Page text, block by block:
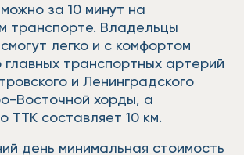
за 10 минут на
транспорте. Владельцы
легко и с комфортом
транспортных артерий
и Ленинградского
Восточной хорды, а
ТТК составляет 10 км.
день минимальная стоимость